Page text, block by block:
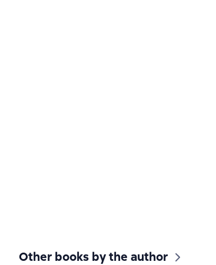
Other books by the author